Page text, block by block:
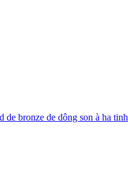
de bronze de dông son à ha tinh